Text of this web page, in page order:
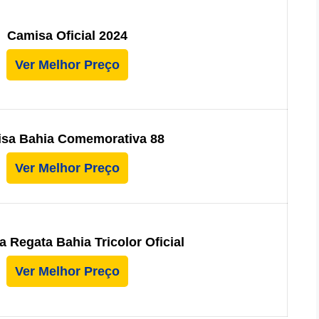
Camisa Oficial 2024
Ver Melhor Preço
Bahia Comemorativa 88
Ver Melhor Preço
Regata Bahia Tricolor Oficial
Ver Melhor Preço